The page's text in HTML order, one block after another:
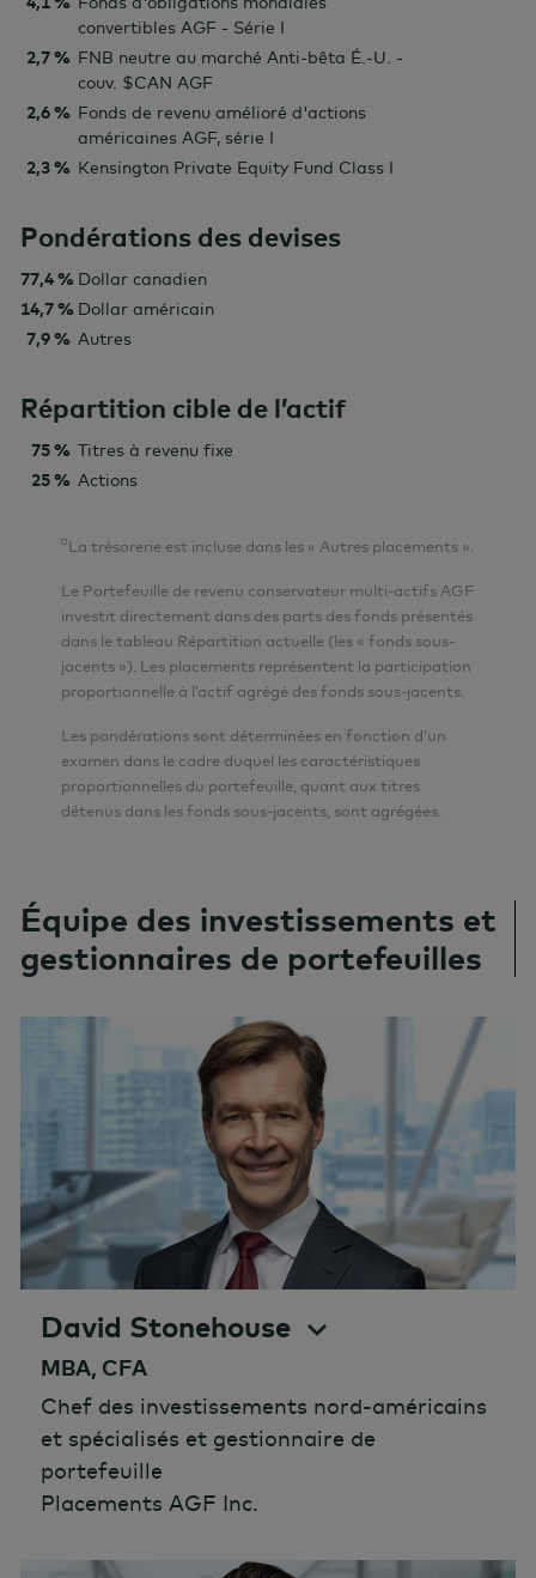
convertibles AGF - Série I
2,7 % FNB neutre au marché Anti-bêta É.-U. -
couv. $CAN AGF
2,6 % Fonds de revenu amélioré d'actions
américaines AGF, série I
2,3 % Kensington Private Equity Fund Class I
Pondérations des devises
77,4 % Dollar canadien
14,7 % Dollar américain
7,9 % Autres
Répartition cible de l’actif
75 % Titres à revenu fixe
25 % Actions
¤La trésorerie est incluse dans les « Autres placements ».
Le Portefeuille de revenu conservateur multi-actifs AGF
investit directement dans des parts des fonds présentés
dans le tableau Répartition actuelle (les « fonds sous-
jacents »). Les placements représentent la participation
proportionnelle à l’actif agrégé des fonds sous-jacents.
Les pondérations sont déterminées en fonction d’un
examen dans le cadre duquel les caractéristiques
proportionnelles du portefeuille, quant aux titres
détenus dans les fonds sous-jacents, sont agrégées.
Équipe des investissements et
gestionnaires de portefeuilles
David Stonehouse
MBA, CFA
Chef des investissements nord-américains
et spécialisés et gestionnaire de
portefeuille
Placements AGF Inc.